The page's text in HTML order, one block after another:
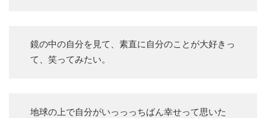
鏡の中の自分を見て、素直に自分のことが大好きっ
て、笑ってみたい。
地球の上で自分がいっっっちばん幸せって思いた